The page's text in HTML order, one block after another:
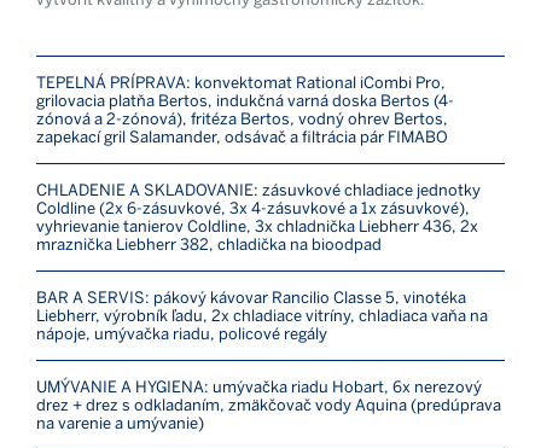
TEPELNÁ PRÍPRAVA: konvektomat Rational iCombi Pro,
grilovacia platňa Bertos, indukčná varná doska Bertos (4-
zónová a 2-zónová), fritéza Bertos, vodný ohrev Bertos,
zapekací gril Salamander, odsávač a filtrácia pár FIMABO
CHLADENIE A SKLADOVANIE: zásuvkové chladiace jednotky
Coldline (2x 6-zásuvkové, 3x 4-zásuvkové a 1x zásuvkové),
vyhrievanie tanierov Coldline, 3x chladnička Liebherr 436, 2x
mraznička Liebherr 382, chladička na bioodpad
BAR A SERVIS: pákový kávovar Rancilio Classe 5, vinotéka
Liebherr, výrobník ľadu, 2x chladiace vitríny, chladiaca vaňa na
nápoje, umývačka riadu, policové regály
UMÝVANIE A HYGIENA: umývačka riadu Hobart, 6x nerezový
drez + drez s odkladaním, zmäkčovač vody Aquina (predúprava
na varenie a umývanie)